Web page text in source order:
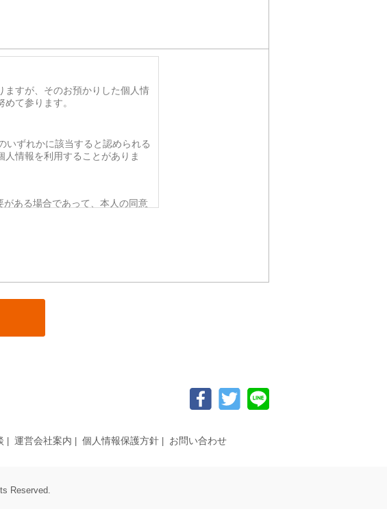
ますが、そのお預かりした個人情
て参ります。
いずれかに該当すると認められる
情報を利用することがありま
ある場合であって、本人の同意
ために特に必要がある場合であ
受けた者が法令の定める事務を
であって、本人の同意を得るこ
個人情報を当該応募者の同意を
し、官公庁等から法的な手続き
運営会社案内 個人情報保護方針 お問い合わせ
Reserved.